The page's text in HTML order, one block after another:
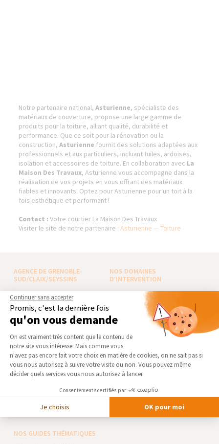
Notre partenaire national,Asturienne, spécialiste des
matériaux de couverture, propose une large gamme de
produits pour la toiture, alliant qualité, durabilité et
performance. Que ce soit pour la rénovation ou la
construction,Asturienne fournit des solutions adaptées aux
professionnels et aux particuliers, incluant tuiles, ardoises,
isolation et accessoires de toiture. En collaboration avec La
Maison Des Travaux, Asturienne vous accompagne dans la
réalisation de vos projets en vous offrant des matériaux
fiables et innovants. Optez pour Asturienne pour un toit à la
fois esthétique et performant !
Contact :Votre courtier La Maison Des Travaux
Visiter le site de notre partenaire :Asturienne — Toiture
AGENCE DE GRENOBLE-
SUD/CLAIX/SEYSSINS
Qui sommes-nous
Actualités
Notre charte qualité
Partenaires
Trouver une agence
Devenir franchisé
Foire aux Questions
Conditions générales
Mentions légales
NOS DOMAINES
D’INTERVENTION
RÉNOVATION INTÉRIEURE
TRAVAUX EXTÉRIEURS
NOS PARTENAIRES
La Maison des Architectes
Expert Bricolage
NOS GUIDES THÉMATIQUES
Continuer sans accepter
Promis, c'est la dernière fois
qu'on vous demande
Plateforme de Gestion du
On est vraiment très content que le contenu de
notre site vous intéresse. Mais comme vous
n'avez pas encore fait votre choix en matière de cookies, on ne sait pas si
vous nous autorisez à suivre votre visite ou non. Vous pouvez même
décider quels services vous nous autorisez à lancer.
Consentements certifiés par
Je choisis OK pour moi
Axeptio consent